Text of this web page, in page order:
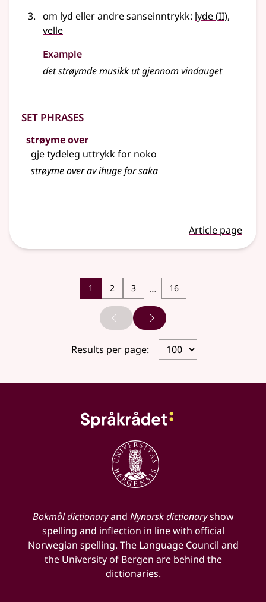
om lyd eller andre sanseinntrykk: lyde(2
II),
velle
Example
det strøymde musikk ut gjennom vindauget
Set phrases
strøyme over
gje tydeleg uttrykk for noko
strøymeover av ihuge for saka
Article page
1 2 3 … 16
Previous page
Next page
Results per page:
Bokmål dictionaryand Nynorsk dictionaryshow
spelling and inflection in line with official
Norwegian spelling. The Language Council and
the University of Bergen are behind the
dictionaries.